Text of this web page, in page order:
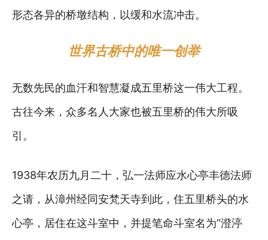
形态各异的桥墩结构，以缓和水流冲击。
世界古桥中的唯一创举
无数先民的血汗和智慧凝成五里桥这一伟大工程。
古往今来，众多名人大家也被五里桥的伟大所吸
引。
1938年农历九月二十，弘一法师应水心亭丰德法师
之请，从漳州经同安梵天寺到此，住五里桥头的水
心亭，居住在这斗室中，并提笔命斗室名为“澄渟